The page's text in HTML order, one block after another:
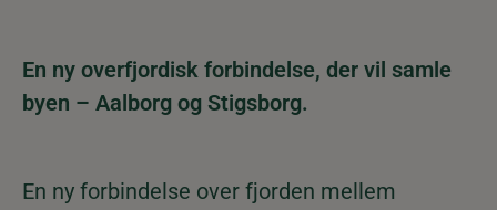
En ny overfjordisk forbindelse, der vil samle
byen – Aalborg og Stigsborg.
En ny forbindelse over fjorden mellem